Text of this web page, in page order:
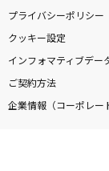
プライバシーポリシー
クッキー設定
インフォマティブデー
ご契約方法
企業情報（コーポレー